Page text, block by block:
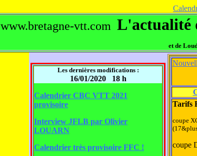
www.bretagne-vtt.com L'actualité
et de
Les dernières modifications :
16/01/2020 18 h
Calendrier CBC VTT 2021
provisoire
Interview JFLB par Olivier
LOUARN
Calendrier très provisoire FFC !
Tarifs
coupe
coupe